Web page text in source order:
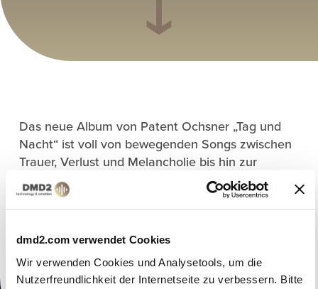
dmd2.com verwendet Cookies
Wir verwenden Cookies und Analysetools, um die
Nutzerfreundlichkeit der Internetseite zu verbessern. Bitte
Das neue Album von Patent Ochsner „Tag und
Nacht“ ist voll von bewegenden Songs zwischen
Trauer, Verlust und Melancholie bis hin zur
Freude und Ausgelassenheit. Am
Erscheinungstag war Büne Huber bei DMD2 zu
das er sämtliche Emotionen gesteckt hat.
–